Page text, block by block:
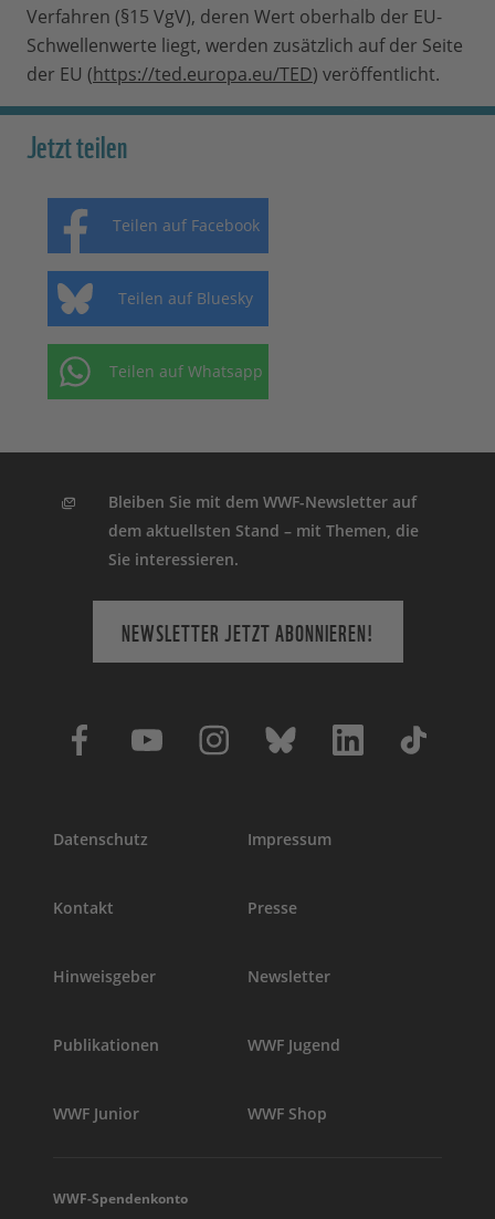
Verfahren (§15 VgV), deren Wert oberhalb der EU-
Schwellenwerte liegt, werden zusätzlich auf der Seite
der EU (https://ted.europa.eu/TED) veröffentlicht.
Jetzt teilen
Teilen auf Facebook
Teilen auf Bluesky
Teilen auf Whatsapp
Bleiben Sie mit dem WWF-Newsletter auf
dem aktuellsten Stand – mit Themen, die
Sie interessieren.
NEWSLETTER JETZT ABONNIEREN!
Datenschutz Impressum
Kontakt Presse
Hinweisgeber Newsletter
Publikationen WWF Jugend
WWF Junior WWF Shop
WWF-Spendenkonto